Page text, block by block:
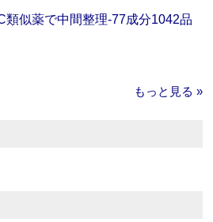
類似薬で中間整理‐77成分1042品
もっと見る »